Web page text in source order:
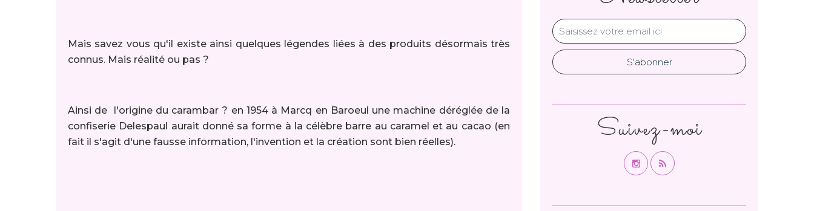
Mais savez vous qu'il existe ainsi quelques légendes liées à des produits désormais très
connus. Mais réalité ou pas ?
Ainsi de l'origine du carambar ? en 1954 à Marcq en Baroeul une machine déréglée de la
confiserie Delespaul aurait donné sa forme à la célèbre barre au caramel et au cacao (en
fait il s'agit d'une fausse information, l'invention et la création sont bien réelles).
Suivez-moi